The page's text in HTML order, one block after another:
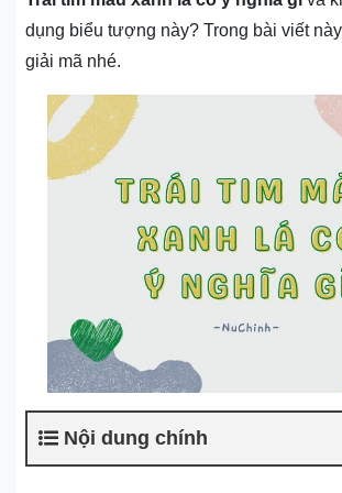
dụng biểu tượng này? Trong bài viết
giải mã nhé.
Nội dung chính